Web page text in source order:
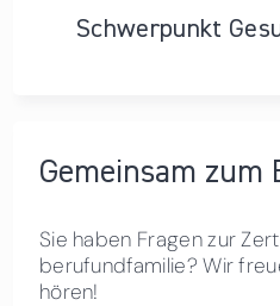
Schwerpunkt
Gemeinsam zum
Sie haben Fragen zur
berufundfamilie? Wir
hören!